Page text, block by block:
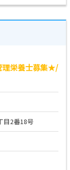
理栄養士募集★/
目2番18号